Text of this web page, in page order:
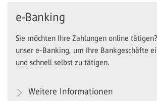
e-Banking
Sie möchten Ihre Zahlungen online
unser e-Banking, um Ihre Bankgeschäfte
und schnell selbst zu tätigen.
Weitere Informationen